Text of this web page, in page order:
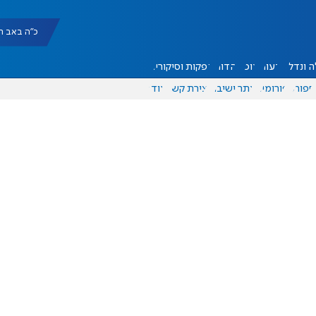
כ"ה באב תשפ"ו
ונדל"ן דעות אוכל יהדות הפקות וסיקורים
ספורט פורומים אתר ישיבה יצירת קשר עוד